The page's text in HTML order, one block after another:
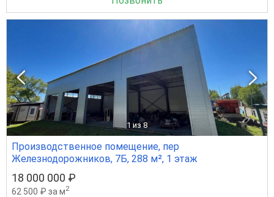
1 из 8
Производственное помещение, пер
Железнодорожников, 7Б, 288 м², 1 этаж
18 000 000 ₽
62 500 ₽ за м2